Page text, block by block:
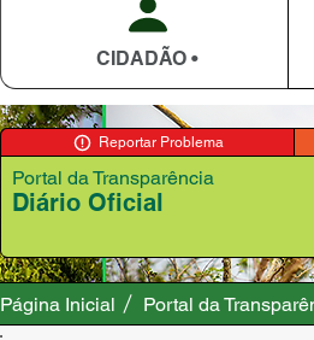
CIDADÃO •
Reportar Problema
Diário Oficial
Portal da Transparência
Página Inicial Portal da